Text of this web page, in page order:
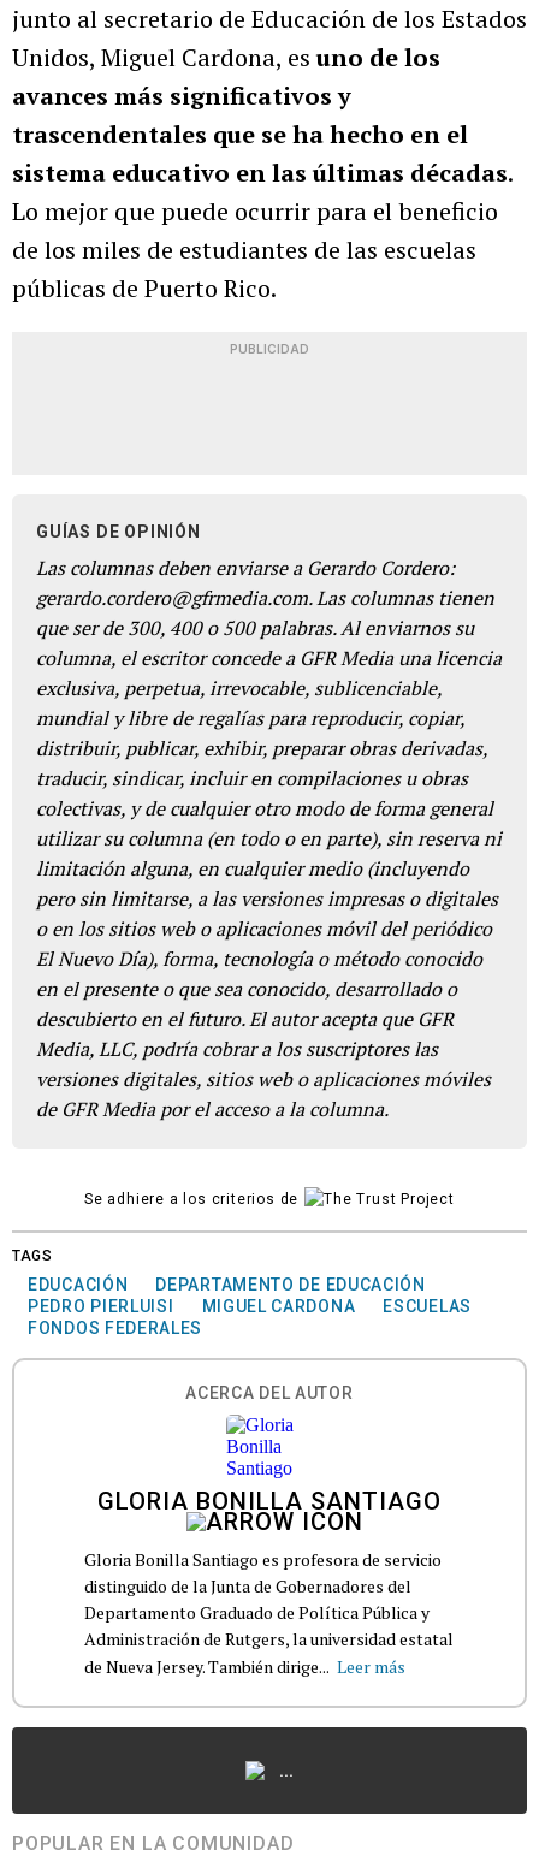
junto al secretario de Educación de los Estados
Unidos, Miguel Cardona, esuno de los
avances más significativos y
trascendentales que se ha hecho en el
sistema educativo en las últimas décadas.
Lo mejor que puede ocurrir para el beneficio
de los miles de estudiantes de las escuelas
públicas de Puerto Rico.
PUBLICIDAD
GUÍAS DE OPINIÓN
Las columnas deben enviarse a Gerardo Cordero:
gerardo.cordero@gfrmedia.com. Las columnas tienen
que ser de 300, 400 o 500 palabras. Al enviarnos su
columna, el escritor concede a GFR Media una licencia
exclusiva, perpetua, irrevocable, sublicenciable,
mundial y libre de regalías para reproducir, copiar,
distribuir, publicar, exhibir, preparar obras derivadas,
traducir, sindicar, incluir en compilaciones u obras
colectivas, y de cualquier otro modo de forma general
utilizar su columna (en todo o en parte), sin reserva ni
limitación alguna, en cualquier medio (incluyendo
pero sin limitarse, a las versiones impresas o digitales
o en los sitios web o aplicaciones móvil del periódico
El Nuevo Día), forma, tecnología o método conocido
en el presente o que sea conocido, desarrollado o
descubierto en el futuro. El autor acepta que GFR
Media, LLC, podría cobrar a los suscriptores las
versiones digitales, sitios web o aplicaciones móviles
de GFR Media por el acceso a la columna.
Se adhiere a los criterios de
TAGS
EDUCACIÓN
DEPARTAMENTO DE EDUCACIÓN
PEDRO PIERLUISI
MIGUEL CARDONA
ESCUELAS
FONDOS FEDERALES
ACERCA DEL AUTOR
GLORIA BONILLA SANTIAGO
Gloria Bonilla Santiago es profesora de servicio
distinguido de la Junta de Gobernadores del
Departamento Graduado de Política Pública y
Administración de Rutgers, la universidad estatal
de Nueva Jersey. También dirige... Leer más
...
POPULAR EN LA COMUNIDAD